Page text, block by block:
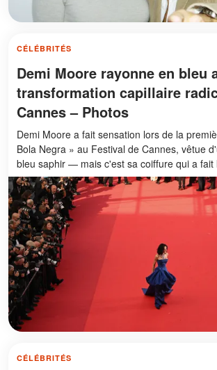
CÉLÉBRITÉS
Demi Moore rayonne en bleu
transformation capillaire
Cannes – Photos
Demi Moore a fait sensation lors de la
Bola Negra » au Festival de Cannes, vêtue
bleu saphir — mais c'est sa coiffure qui a fait
CÉLÉBRITÉS